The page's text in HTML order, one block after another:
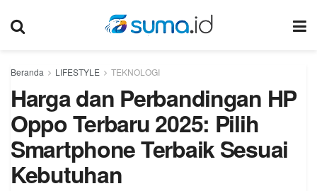
Beranda LIFESTYLE TEKNOLOGI
Harga dan Perbandingan HP
Oppo Terbaru 2025: Pilih
Smartphone Terbaik Sesuai
Kebutuhan